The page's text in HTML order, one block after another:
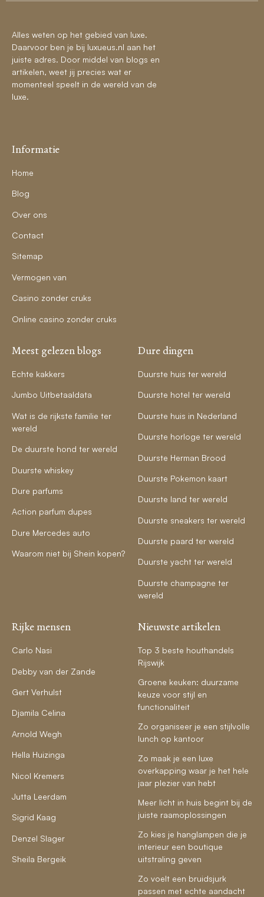
Alles weten op het gebied van luxe.
Daarvoor ben je bij luxueus.nl aan het
juiste adres. Door middel van blogs en
artikelen, weet jij precies wat er
momenteel speelt in de wereld van de
luxe.
Informatie
Home
Blog
Over ons
Contact
Sitemap
Vermogen van
Casino zonder cruks
Online casino zonder cruks
Meest gelezen blogs
Echte kakkers
Jumbo Uitbetaaldata
Wat is de rijkste familie ter
wereld
De duurste hond ter wereld
Duurste whiskey
Dure parfums
Action parfum dupes
Dure Mercedes auto
Waarom niet bij Shein kopen?
Dure dingen
Duurste huis ter wereld
Duurste hotel ter wereld
Duurste huis in Nederland
Duurste horloge ter wereld
Duurste Herman Brood
Duurste Pokemon kaart
Duurste land ter wereld
Duurste sneakers ter wereld
Duurste paard ter wereld
Duurste yacht ter wereld
Duurste champagne ter
wereld
Rijke mensen
Carlo Nasi
Debby van der Zande
Gert Verhulst
Djamila Celina
Arnold Wegh
Hella Huizinga
Nicol Kremers
Jutta Leerdam
Sigrid Kaag
Denzel Slager
Sheila Bergeik
Nieuwste artikelen
Top 3 beste houthandels
Rijswijk
Groene keuken: duurzame
keuze voor stijl en
functionaliteit
Zo organiseer je een stijlvolle
lunch op kantoor
Zo maak je een luxe
overkapping waar je het hele
jaar plezier van hebt
Meer licht in huis begint bij de
juiste raamoplossingen
Zo kies je hanglampen die je
interieur een boutique
uitstraling geven
Zo voelt een bruidsjurk
passen met echte aandacht